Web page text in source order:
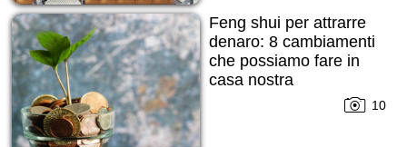
Feng shui per attrarre
denaro: 8 cambiamenti
che possiamo fare in
casa nostra
10